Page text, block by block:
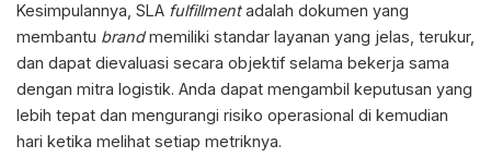
Kesimpulannya, SLA fulfillmentadalah dokumen yang
membantu brandmemiliki standar layanan yang jelas, terukur,
dan dapat dievaluasi secara objektif selama bekerja sama
dengan mitra logistik. Anda dapat mengambil keputusan yang
lebih tepat dan mengurangi risiko operasional di kemudian
hari ketika melihat setiap metriknya.